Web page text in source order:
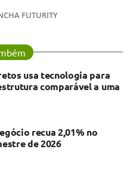
FUTURITY
usa tecnologia para
comparável a uma
recua 2,01% no
de 2026